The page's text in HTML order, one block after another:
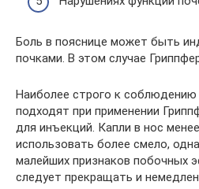
Боль в пояснице может быть
почками. В этом случае
Наиболее строго к соблюдению
подходят при применении
для инъекций. Капли в нос
использовать более смело,
малейших признаков побочных
следует прекращать и